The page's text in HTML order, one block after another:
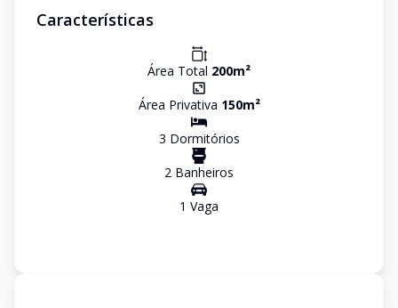
Características
Área Total 200m²
Área Privativa 150m²
3 Dormitórios
2 Banheiros
1 Vaga